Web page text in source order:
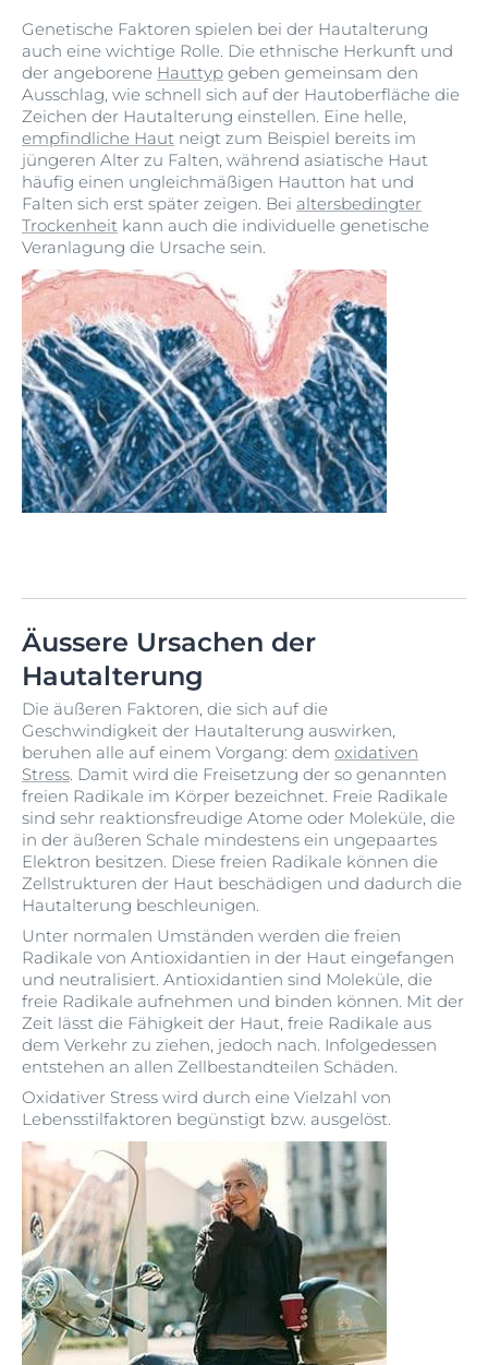
Genetische Faktoren spielen bei der Hautalterung
auch eine wichtige Rolle. Die ethnische Herkunft und
der angeborene Hauttyp geben gemeinsam den
Ausschlag, wie schnell sich auf der Hautoberfläche die
Zeichen der Hautalterung einstellen. Eine helle,
empfindliche Haut neigt zum Beispiel bereits im
jüngeren Alter zu Falten, während asiatische Haut
häufig einen ungleichmäßigen Hautton hat und
Falten sich erst später zeigen. Bei altersbedingter
Trockenheit kann auch die individuelle genetische
Veranlagung die Ursache sein.
Äussere Ursachen der
Hautalterung
Die äußeren Faktoren, die sich auf die
Geschwindigkeit der Hautalterung auswirken,
beruhen alle auf einem Vorgang: dem oxidativen
Stress. Damit wird die Freisetzung der so genannten
freien Radikale im Körper bezeichnet. Freie Radikale
sind sehr reaktionsfreudige Atome oder Moleküle, die
in der äußeren Schale mindestens ein ungepaartes
Elektron besitzen. Diese freien Radikale können die
Zellstrukturen der Haut beschädigen und dadurch die
Hautalterung beschleunigen.
Unter normalen Umständen werden die freien
Radikale von Antioxidantien in der Haut eingefangen
und neutralisiert. Antioxidantien sind Moleküle, die
freie Radikale aufnehmen und binden können. Mit der
Zeit lässt die Fähigkeit der Haut, freie Radikale aus
dem Verkehr zu ziehen, jedoch nach. Infolgedessen
entstehen an allen Zellbestandteilen Schäden.
Oxidativer Stress wird durch eine Vielzahl von
Lebensstilfaktoren begünstigt bzw. ausgelöst.